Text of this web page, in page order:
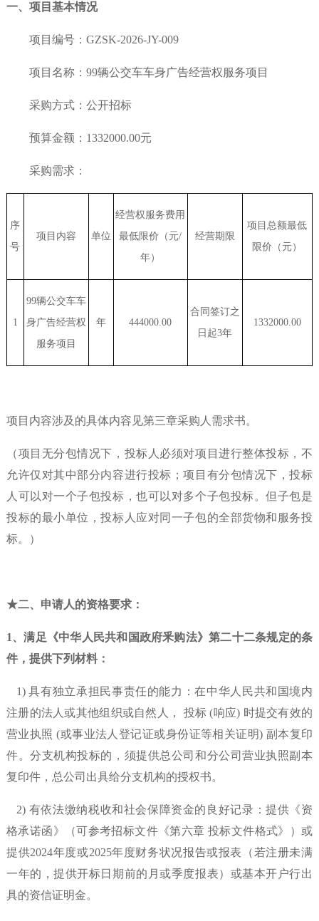
一、项目基本情况
项目编号：GZSK-2026-JY-009
项目名称：99辆公交车车身广告经营权服务项目
采购方式：公开招标
预算金额：1332000.00元
采购需求：
序
号
项目内容 单位
经营权服务费用
最低限价（元/
年）
经营期限
项目总额最低
限价（元）
1
99辆公交车车
身广告经营权
服务项目
年 444000.00
合同签订之
日起3年
1332000.00
项目内容涉及的具体内容见第三章采购人需求书。
（项目无分包情况下，投标人必须对项目进行整体投标，不
允许仅对其中部分内容进行投标；项目有分包情况下，投标
人可以对一个子包投标，也可以对多个子包投标。但子包是
投标的最小单位，投标人应对同一子包的全部货物和服务投
标。）
★二、申请人的资格要求：
1、满足《中华人民共和国政府釆购法》第二十二条规定的条
件，提供下列材料：
1) 具有独立承担民事责任的能力：在中华人民共和国境内
注册的法人或其他组织或自然人， 投标(响应) 时提交有效的
营业执照 (或事业法人登记证或身份证等相关证明) 副本复印
件。分支机构投标的，须提供总公司和分公司营业执照副本
复印件，总公司出具给分支机构的授权书。
2) 有依法缴纳税收和社会保障资金的良好记录：提供《资
格承诺函》（可参考招标文件《第六章 投标文件格式》）或
提供2024年度或2025年度财务状况报告或报表（若注册未满
一年的，提供开标日期前的月或季度报表）或基本开户行出
具的资信证明金。